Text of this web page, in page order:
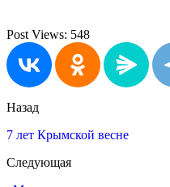
Post Views: 548
Назад
7 лет Крымской весне
Следующая